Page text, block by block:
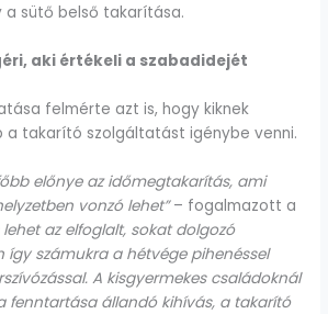
sütő belső takarítása.
aki értékeli a szabadidejét
felmérte azt is, hogy kiknek
a takarító szolgáltatást igénybe venni.
előnye az időmegtakarítás, ami
vonzó lehet”– fogalmazott a
lehet az elfoglalt, sokat dolgozó
így számukra a hétvége pihenéssel
A kisgyermekes családoknál
fenntartása állandó kihívás, a takarító